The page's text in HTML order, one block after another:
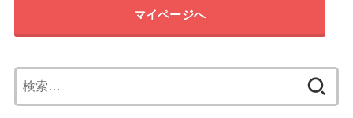
マイページへ
索: